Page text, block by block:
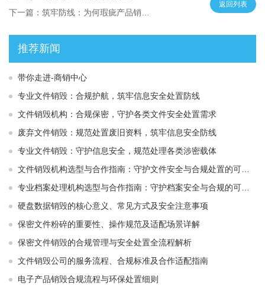
返回列表
推荐新闻
带你走进-商销中心
专业文件销毁：合规护航，筑牢信息安全处置防线
文件销毁机构：合规保密，守护各类文件安全处置需求
废弃文件销毁：规范处置废旧资料，筑牢信息安全防线
专业文件销毁：守护信息安全，规范处理各类涉密载体
文件销毁机构选型与合作指南：守护文件安全与合规处置的可靠选择
专业档案处理机构选型与合作指南：守护档案安全与合规的可靠伙伴
硬盘数据销毁的核心意义、常见方式及安全注意事项
保密文件粉碎的重要性、操作规范及适配场景详解
保密文件销毁的合规管理与安全处置全流程解析
文件销毁公司的服务流程、合规标准及合作适配指南
电子产品销毁合规流程与环保处置细则